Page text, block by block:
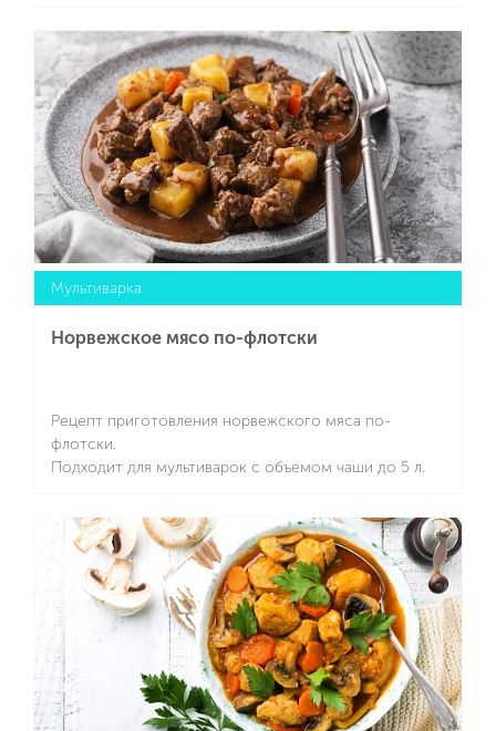
Подробнее
Мультиварка
Норвежское мясо по-флотски
Рецепт приготовления норвежского мяса по-
флотски.
Подходит для мультиварок с объемом чаши до 5 л.
Подробнее